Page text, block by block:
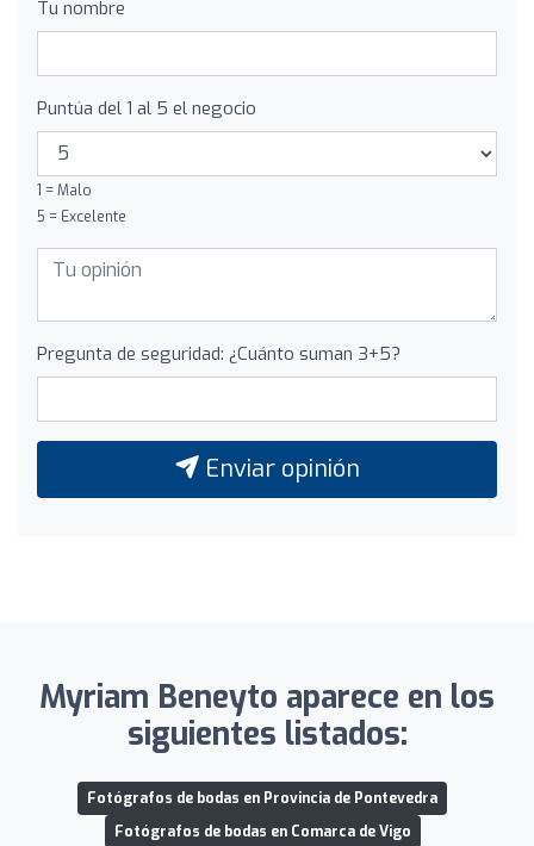
Tu nombre
Puntúa del 1 al 5 el negocio
1 = Malo
5 = Excelente
Pregunta de seguridad: ¿Cuánto suman 3+5?
Enviar opinión
Myriam Beneyto aparece en los
siguientes listados:
Fotógrafos de bodas en Provincia de Pontevedra
Fotógrafos de bodas en Comarca de Vigo